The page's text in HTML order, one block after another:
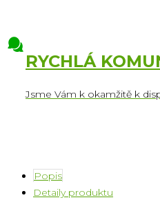
RYCHLÁ
Jsme Vám k okamžitě k
Popis
Detaily produktu